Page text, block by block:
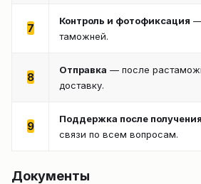
7
Контроль и фотофиксация —
таможней.
8
Отправка — после
доставку.
9
Поддержка после получения
связи по всем вопросам.
Документы